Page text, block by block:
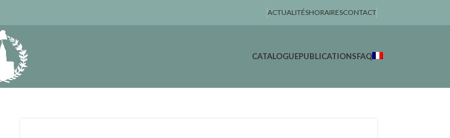
ACTUALITÉSHORAIRESCONTACT
CATALOGUEPUBLICATIONSFAQ